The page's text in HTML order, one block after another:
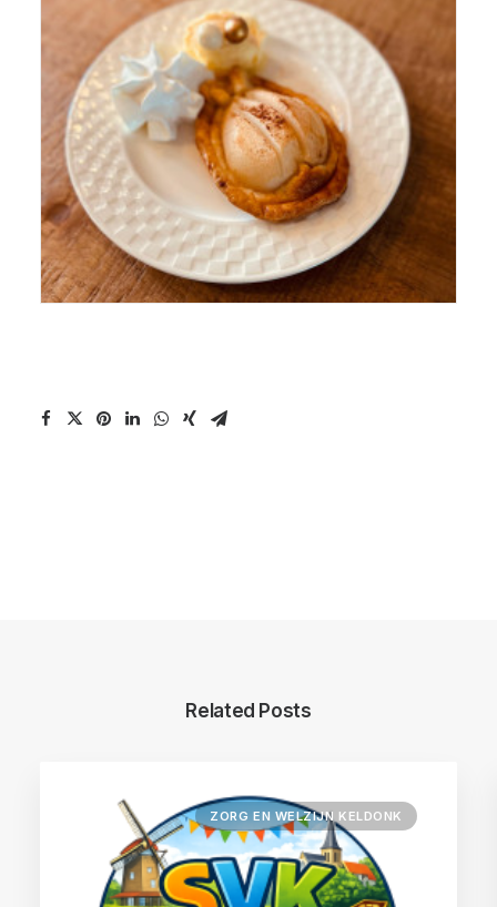
Related Posts
ZORG EN WELZIJN KELDONK